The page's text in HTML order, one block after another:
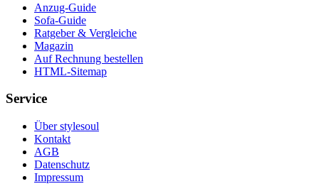
Anzug-Guide
Sofa-Guide
Ratgeber & Vergleiche
Magazin
Auf Rechnung bestellen
HTML-Sitemap
Service
Über stylesoul
Kontakt
AGB
Datenschutz
Impressum